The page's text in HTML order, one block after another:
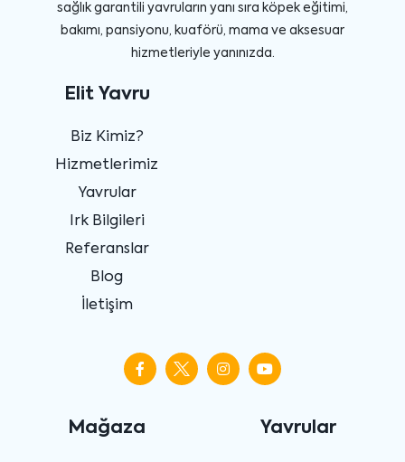
sağlık garantili yavruların yanı sıra köpek eğitimi,
bakımı, pansiyonu, kuaförü, mama ve aksesuar
hizmetleriyle yanınızda.
Elit Yavru
Biz Kimiz?
Hizmetlerimiz
Yavrular
Irk Bilgileri
Referanslar
Blog
İletişim
Mağaza Yavrular